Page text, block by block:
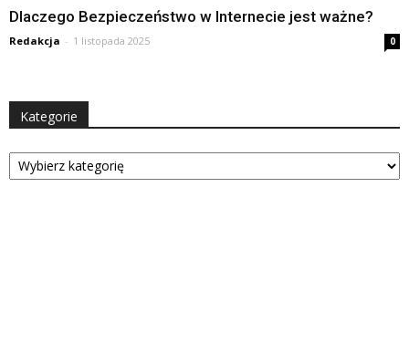
Dlaczego Bezpieczeństwo w Internecie jest ważne?
Redakcja - 1 listopada 2025 0
Kategorie
Kategorie